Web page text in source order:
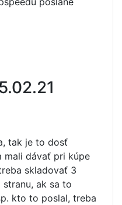
tak je to dosť
mali dávať pri kúpe
skladovať 3
stranu, ak sa to
kto to poslal, treba